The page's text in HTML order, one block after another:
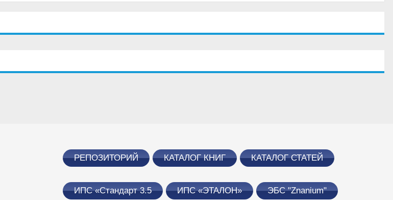
РЕПОЗИТОРИЙ КАТАЛОГ КНИГ КАТАЛОГ СТАТЕЙ
ИПС «Стандарт 3.5 ИПС «ЭТАЛОН» ЭБС "Znanium"